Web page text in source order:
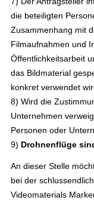
die beteiligten
Zusammenhang mit
Filmaufnahmen und
Öffentlichkeitsarbeit
das Bildmaterial
konkret verwendet
8) Wird die
Unternehmen
Personen oder
9) Drohnenflüge
An dieser Stelle
bei der
Videomaterials